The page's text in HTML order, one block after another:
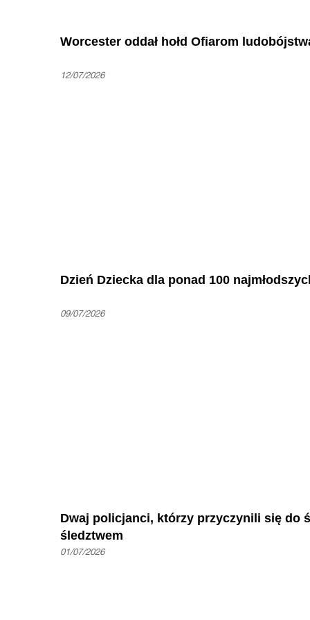
Worcester oddał hołd Ofiarom
12/07/2026
Dzień Dziecka dla ponad 100
09/07/2026
Dwaj policjanci, którzy przyczynili się do
śledztwem
01/07/2026